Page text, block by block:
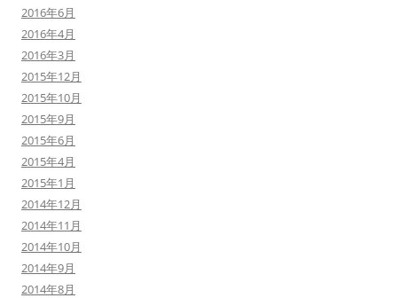
2016年6月
2016年4月
2016年3月
2015年12月
2015年10月
2015年9月
2015年6月
2015年4月
2015年1月
2014年12月
2014年11月
2014年10月
2014年9月
2014年8月